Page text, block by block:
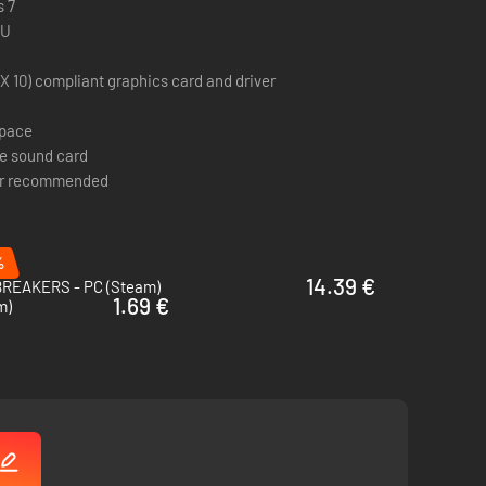
7
10) compliant graphics card and driver
sound card
recommended
- PC (Steam)
14.39 €
1.69 €